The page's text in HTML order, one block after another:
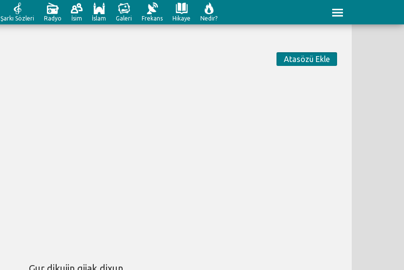
Şarkı Sözleri Radyo İsim İslam Galeri Frekans Hikaye Nedir?
Atasözü Ekle